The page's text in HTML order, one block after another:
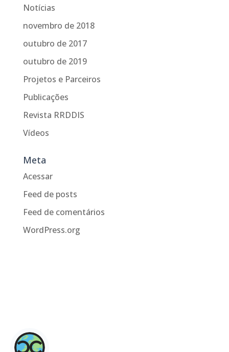
Notícias
novembro de 2018
outubro de 2017
outubro de 2019
Projetos e Parceiros
Publicações
Revista RRDDIS
Vídeos
Meta
Acessar
Feed de posts
Feed de comentários
WordPress.org